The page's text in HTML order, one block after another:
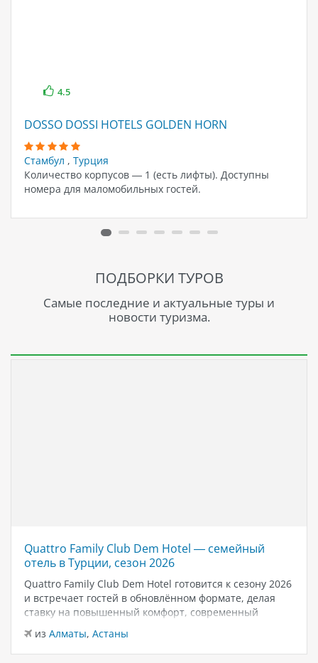
4.5
DOSSO DOSSI HOTELS GOLDEN HORN
Стамбул , Турция
Количество корпусов — 1 (есть лифты). Доступны
номера для маломобильных гостей.
ПОДБОРКИ ТУРОВ
Самые последние и актуальные туры и
новости туризма.
Quattro Family Club Dem Hotel — семейный
отель в Турции, сезон 2026
Quattro Family Club Dem Hotel готовится к сезону 2026
и встречает гостей в обновлённом формате, делая
ставку на повышенный комфорт, современный
дизайн и атмосферу спокойного семейного отдыха у
моря. Отель остаётся популярным выбором для тех,
кто ищет семейный отель в…
из Алматы, Астаны